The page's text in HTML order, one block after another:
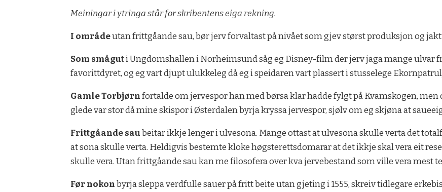
Meiningar i ytringa står for skribentens eiga rekning.
I områdeutan frittgåande sau, bør jerv forvaltast på nivået som gjev størst produksjon og
Som småguti Ungdomshallen i Norheimsund såg eg Disney-film der jerv jaga mange ulvar
favorittdyret, og eg vart djupt ulukkeleg då eg i speidaren vart plassert i stusselege
Gamle Torbjørnfortalde om jervespor han med børsa klar hadde fylgt på Kvamskogen, men
glede var stor då mine skispor i Østerdalen byrja kryssa jervespor, sjølv om eg skjøna at
Frittgåande saubeitar ikkje lenger i ulvesona. Mange ottast at ulvesona skulle verta det
at sona skulle verta. Heldigvis bestemte kloke høgsterettsdomarar at det ikkje skal vera eit
skulle vera. Utan frittgåande sau kan me filosofera over kva jervebestand som ville vera mest
Før nokonbyrja sleppa verdfulle sauer på fritt beite utan gjeting i 1555, skreiv tidlegare